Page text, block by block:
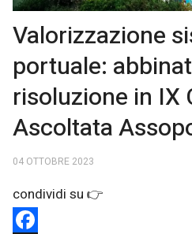
Valorizzazione
portuale:
risoluzione in IX
Ascoltata
04 OTTOBRE 2023